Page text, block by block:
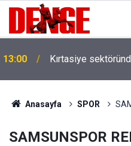
13:00 Kırtasiye
Anasayfa SPOR
SAMSUNSPOR